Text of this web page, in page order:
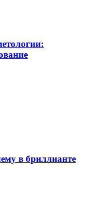
в бриллианте